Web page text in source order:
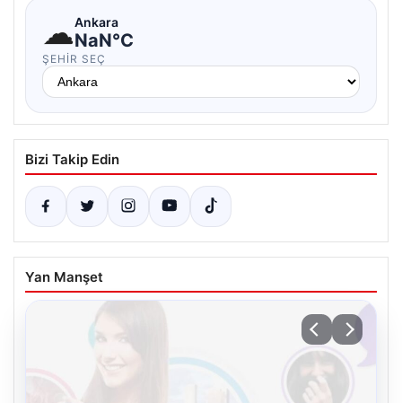
☁Ankara
NaN°C
ŞEHIR SEÇ
Bizi Takip Edin
Yan Manşet